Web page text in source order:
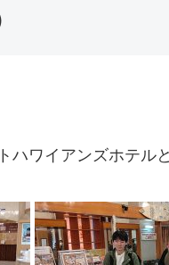
ハワイアンズホテル